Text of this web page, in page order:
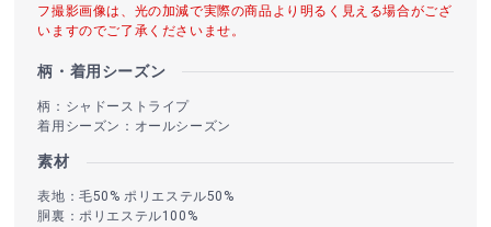
フ撮影画像は、光の加減で実際の商品より明るく見える場合がござ
いますのでご了承くださいませ。
柄・着用シーズン
柄：シャドーストライプ
着用シーズン：オールシーズン
素材
表地：毛50% ポリエステル50%
胴裏：ポリエステル100%